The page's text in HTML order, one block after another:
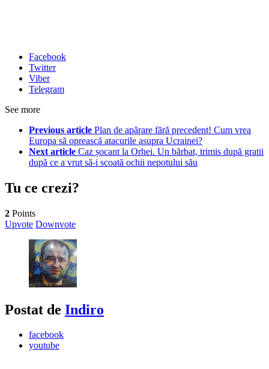
Facebook
Twitter
Viber
Telegram
See more
Previous article Plan de apărare fără precedent! Cum vrea
Europa să oprească atacurile asupra Ucrainei?
Next article Caz șocant la Orhei. Un bărbat, trimis după gratii
după ce a vrut să-i scoată ochii nepotului său
Tu ce crezi?
2 Points
Upvote Downvote
Postat de Indiro
facebook
youtube